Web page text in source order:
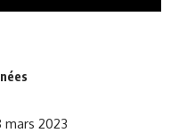
mars 2023